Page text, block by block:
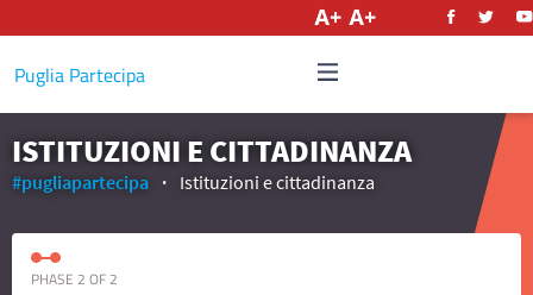
Puglia Partecipa
ISTITUZIONI E CITTADINANZA
#pugliapartecipa Istituzioni e cittadinanza
PHASE 2 OF 2